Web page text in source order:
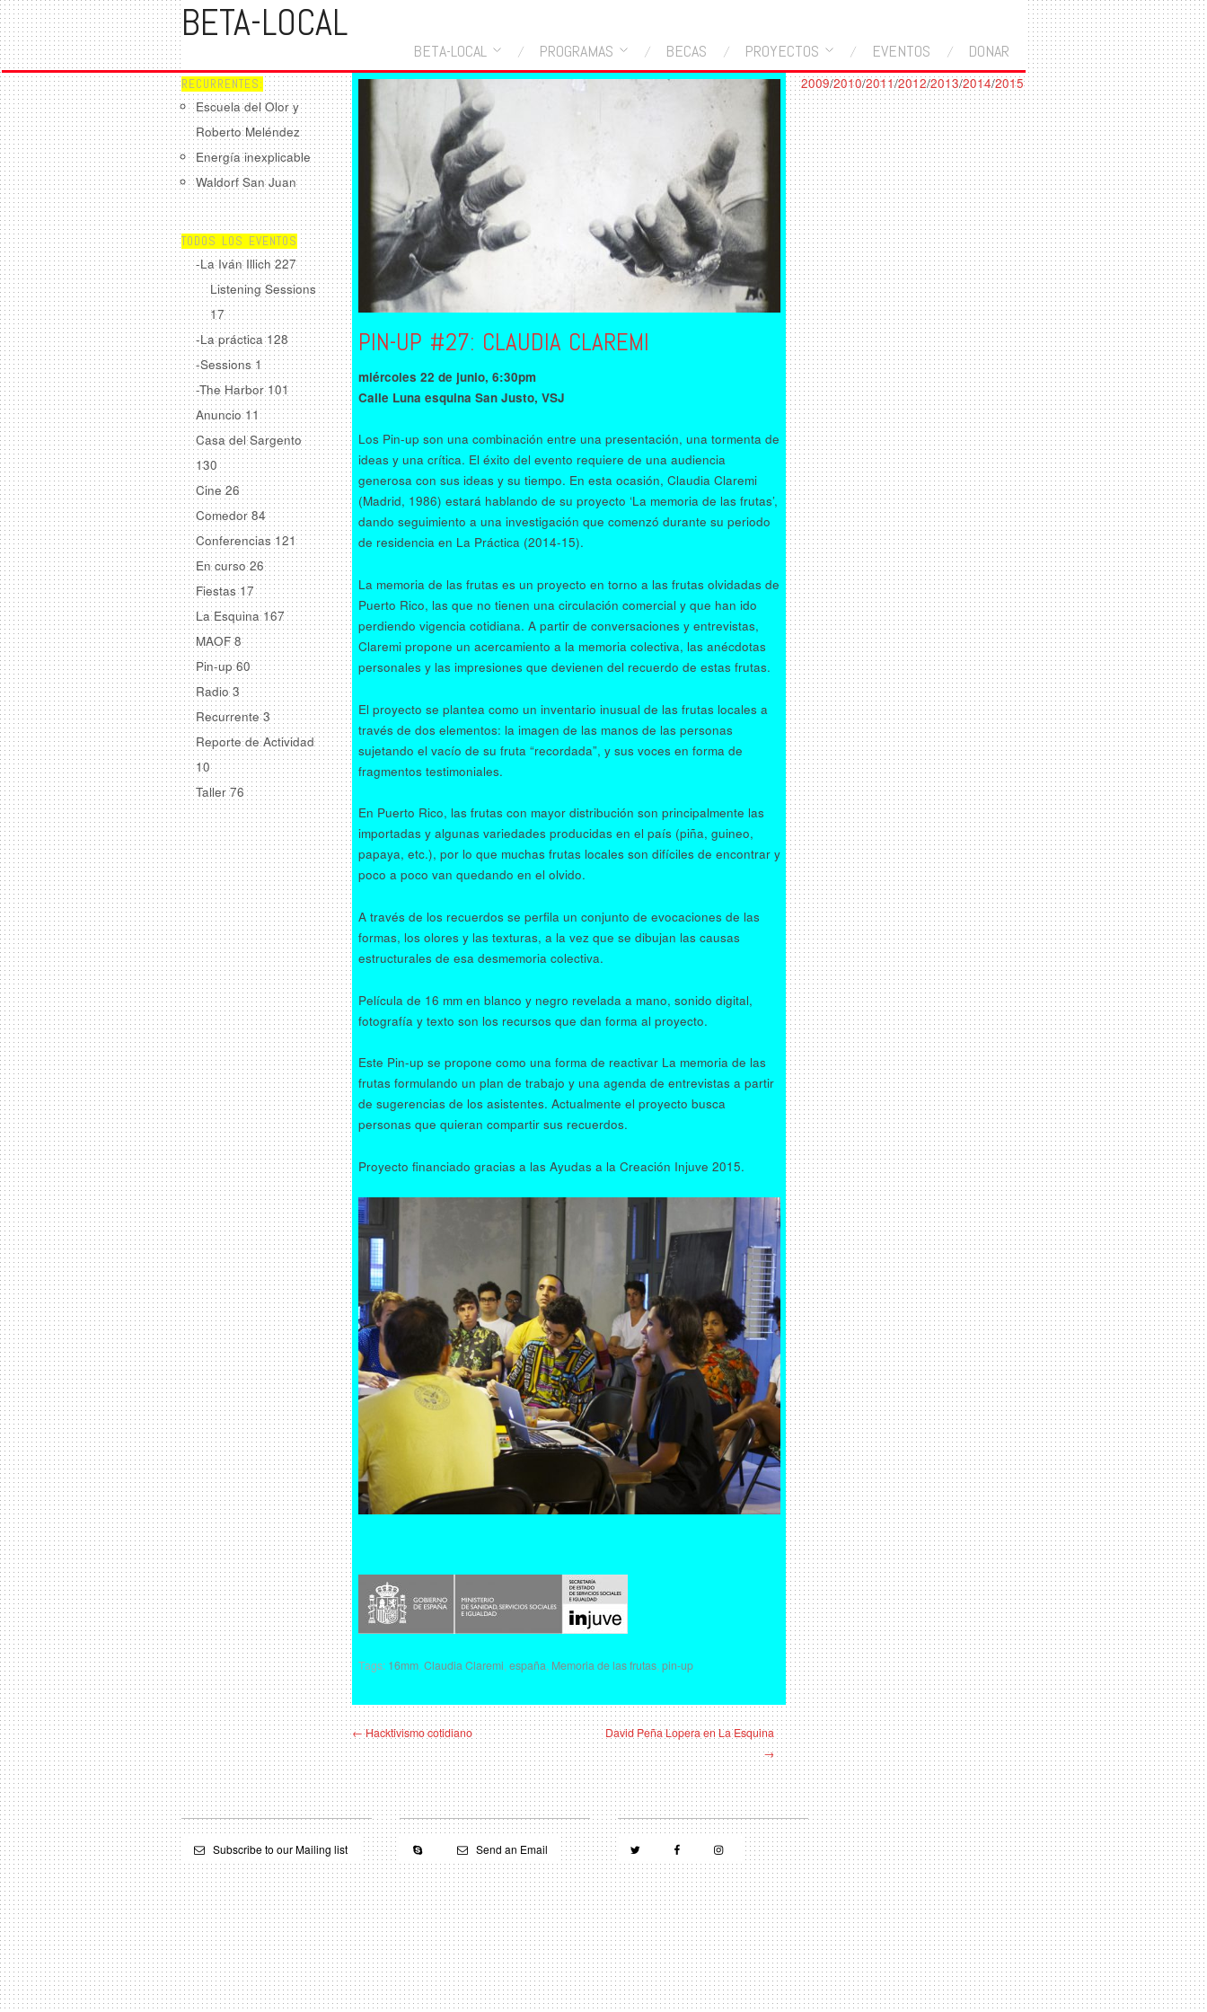
BETA-LOCAL
BETA-LOCAL PROGRAMAS BECAS PROYECTOS EVENTOS DONAR
RECURRENTES:
Escuela del Olor y
Roberto Meléndez
Energía inexplicable
Waldorf San Juan
TODOS LOS EVENTOS
-La Iván Illich227
Listening Sessions
17
-La práctica128
-Sessions 1
-The Harbor101
Anuncio11
Casa del Sargento
130
Cine26
Comedor 84
Conferencias121
En curso26
Fiestas17
La Esquina167
MAOF8
Pin-up60
Radio3
Recurrente3
Reporte de Actividad
10
Taller76
PIN-UP #27: CLAUDIA CLAREMI
miércoles 22 de junio, 6:30pm
Calle Luna esquina San Justo, VSJ
Los Pin-up son una combinación entre una presentación, una tormenta de
ideas y una crítica. El éxito del evento requiere de una audiencia
generosa con sus ideas y su tiempo. En esta ocasión, Claudia Claremi
(Madrid, 1986) estará hablando de su proyecto ‘La memoria de las frutas’,
dando seguimiento a una investigación que comenzó durante su periodo
de residencia en La Práctica (2014-15).
La memoria de las frutas es un proyecto en torno a las frutas olvidadas de
Puerto Rico, las que no tienen una circulación comercial y que han ido
perdiendo vigencia cotidiana. A partir de conversaciones y entrevistas,
Claremi propone un acercamiento a la memoria colectiva, las anécdotas
personales y las impresiones que devienen del recuerdo de estas frutas.
El proyecto se plantea como un inventario inusual de las frutas locales a
través de dos elementos: la imagen de las manos de las personas
sujetando el vacío de su fruta “recordada”, y sus voces en forma de
fragmentos testimoniales.
En Puerto Rico, las frutas con mayor distribución son principalmente las
importadas y algunas variedades producidas en el país (piña, guineo,
papaya, etc.), por lo que muchas frutas locales son difíciles de encontrar y
poco a poco van quedando en el olvido.
A través de los recuerdos se perfila un conjunto de evocaciones de las
formas, los olores y las texturas, a la vez que se dibujan las causas
estructurales de esa desmemoria colectiva.
Película de 16 mm en blanco y negro revelada a mano, sonido digital,
fotografía y texto son los recursos que dan forma al proyecto.
Este Pin-up se propone como una forma de reactivar La memoria de las
frutas formulando un plan de trabajo y una agenda de entrevistas a partir
de sugerencias de los asistentes. Actualmente el proyecto busca
personas que quieran compartir sus recuerdos.
Proyecto financiado gracias a las Ayudas a la Creación Injuve 2015.
Tags: 16mm,Claudia Claremi,españa, Memoria de las frutas,pin-up
← Hacktivismo cotidiano
David Peña Lopera en La Esquina
→
2009/2010/2011/2012/2013/2014/2015
Subscribe to our Mailing list Send an Email